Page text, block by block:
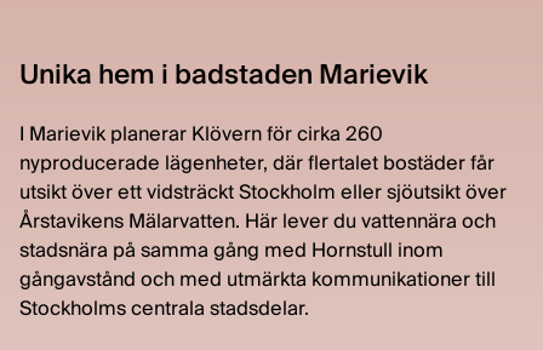
Unika hem i badstaden Marievik
I Marievik planerar Klövern för cirka 260
nyproducerade lägenheter, där flertalet bostäder får
utsikt över ett vidsträckt Stockholm eller sjöutsikt över
Årstavikens Mälarvatten. Här lever du vattennära och
stadsnära på samma gång med Hornstull inom
gångavstånd och med utmärkta kommunikationer till
Stockholms centrala stadsdelar.